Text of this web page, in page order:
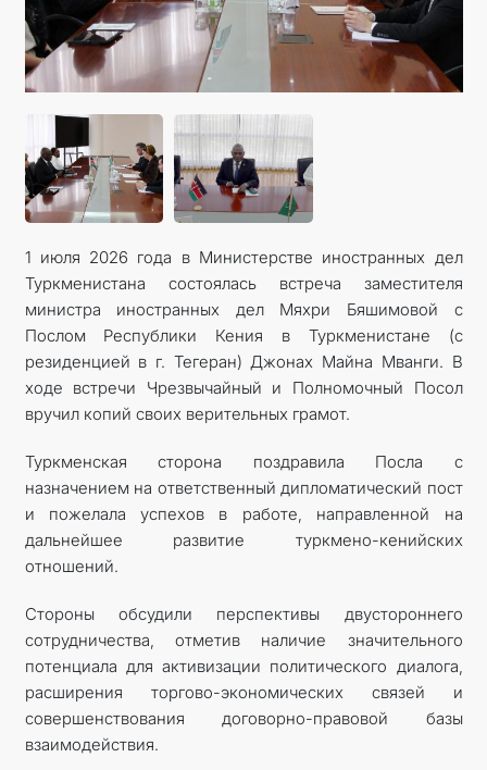
МИД
КОНТАКТНЫЕ ДАННЫЕ
1 июля 2026 года в Министерстве иностранных дел
Туркменистана состоялась встреча заместителя
министра иностранных дел Мяхри Бяшимовой с
Послом Республики Кения в Туркменистане (с
резиденцией в г. Тегеран) Джонах Майна Мванги. В
ходе встречи Чрезвычайный и Полномочный Посол
вручил копий своих верительных грамот.
Туркменская сторона поздравила Посла с
назначением на ответственный дипломатический пост
и пожелала успехов в работе, направленной на
дальнейшее развитие туркмено-кенийских
отношений.
Стороны обсудили перспективы двустороннего
сотрудничества, отметив наличие значительного
потенциала для активизации политического диалога,
расширения торгово-экономических связей и
совершенствования договорно-правовой базы
взаимодействия.